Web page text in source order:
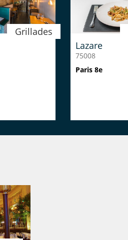
Grillades
Lazare
75008
Paris 8e